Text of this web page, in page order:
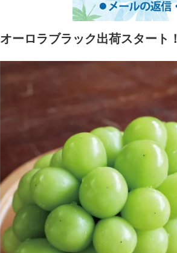
オーロラブラック出荷スタート！